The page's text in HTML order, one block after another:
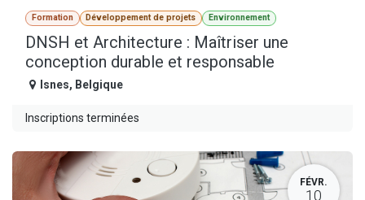
Formation Développement de projets Environnement
DNSH et Architecture : Maîtriser une
conception durable et responsable
Isnes, Belgique
Inscriptions terminées
FÉVR.
10